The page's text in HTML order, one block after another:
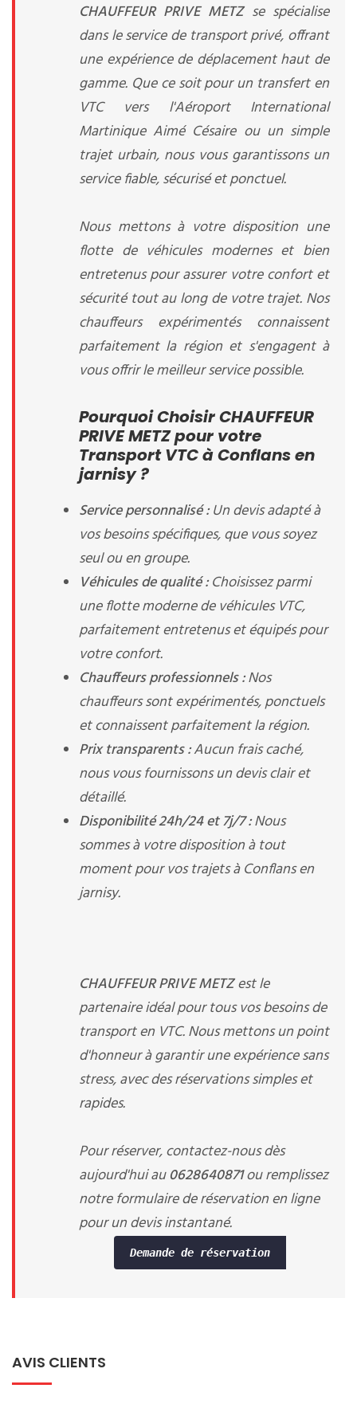
CHAUFFEUR PRIVE METZ se spécialise
dans le service de transport privé, offrant
une expérience de déplacement haut de
gamme. Que ce soit pour un transfert en
VTC vers l'Aéroport International
Martinique Aimé Césaire ou un simple
trajet urbain, nous vous garantissons un
service fiable, sécurisé et ponctuel.
Nous mettons à votre disposition une
flotte de véhicules modernes et bien
entretenus pour assurer votre confort et
sécurité tout au long de votre trajet. Nos
chauffeurs expérimentés connaissent
parfaitement la région et s'engagent à
vous offrir le meilleur service possible.
Pourquoi Choisir CHAUFFEUR
PRIVE METZ pour votre
Transport VTC à Conflans en
jarnisy ?
Service personnalisé :Un devis adapté à
vos besoins spécifiques, que vous soyez
seul ou en groupe.
Véhicules de qualité :Choisissez parmi
une flotte moderne de véhicules VTC,
parfaitement entretenus et équipés pour
votre confort.
Chauffeurs professionnels :Nos
chauffeurs sont expérimentés, ponctuels
et connaissent parfaitement la région.
Prix transparents :Aucun frais caché,
nous vous fournissons un devis clair et
détaillé.
Disponibilité 24h/24 et 7j/7 :Nous
sommes à votre disposition à tout
moment pour vos trajets à Conflans en
jarnisy.
CHAUFFEUR PRIVE METZest le
partenaire idéal pour tous vos besoins de
transport en VTC. Nous mettons un point
d'honneur à garantir une expérience sans
stress, avec des réservations simples et
rapides.
Pour réserver, contactez-nous dès
aujourd'hui au0628640871ou remplissez
notre formulaire de réservation en ligne
pour un devis instantané.
Demande de réservation
AVIS CLIENTS